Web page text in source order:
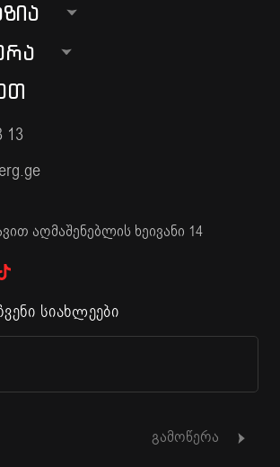
13
აღმაშენებლის ხეივანი 14
სიახლეები
გამოწერა